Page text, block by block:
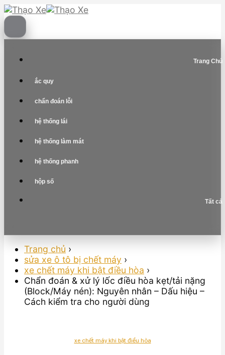
Skip
to
content
Trang Chủ
ắc quy
chẩn đoán lỗi
hệ thống lái
hệ thống làm mát
hệ thống phanh
hộp số
Tất cả
Trang chủ ›
sửa xe ô tô bị chết máy ›
xe chết máy khi bật điều hòa ›
Chẩn đoán & xử lý lốc điều hòa kẹt/tải nặng
(Block/Máy nén): Nguyên nhân – Dấu hiệu –
Cách kiểm tra cho người dùng
xe chết máy khi bật điều hòa